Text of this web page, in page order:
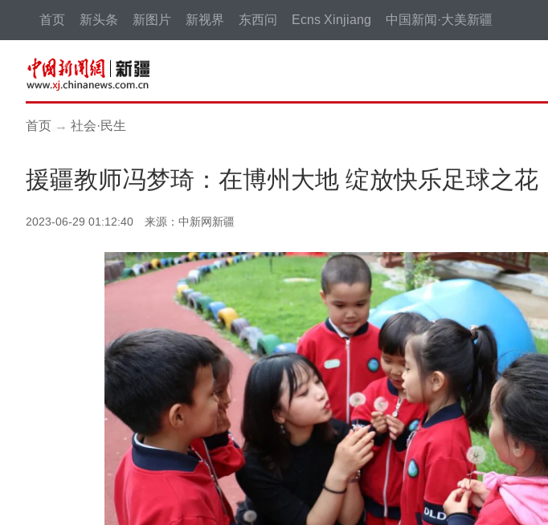
首页 新头条 新图片 新视界 东西问 Ecns Xinjiang 中国新闻·大美新疆
首页 → 社会·民生
援疆教师冯梦琦：在博州大地 绽放快乐足球之花
2023-06-29 01:12:40 来源：中新网新疆